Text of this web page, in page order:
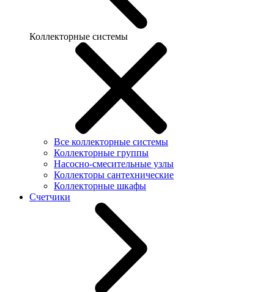
Коллекторные системы
Все коллекторные системы
Коллекторные группы
Насосно-смесительные узлы
Коллекторы сантехнические
Коллекторные шкафы
Счетчики